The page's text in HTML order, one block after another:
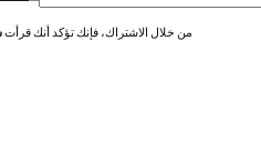
من خلال الاشتراك، فإنك تؤكد أنك قرأت